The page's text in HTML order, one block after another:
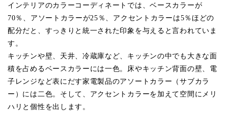
インテリアのカラーコーディネートでは、ベースカラーが
70％、アソートカラーが25％、アクセントカラーは5％ほどの
配分だと、すっきりと統一された印象を与えると言われていま
す。
キッチンや壁、天井、冷蔵庫など、キッチンの中でも大きな面
積を占めるベースカラーには一色。床やキッチン背面の壁、電
子レンジなど表にだす家電製品のアソートカラー（サブカラ
ー）には二色。そして、アクセントカラーを加えて空間にメリ
ハリと個性を出します。